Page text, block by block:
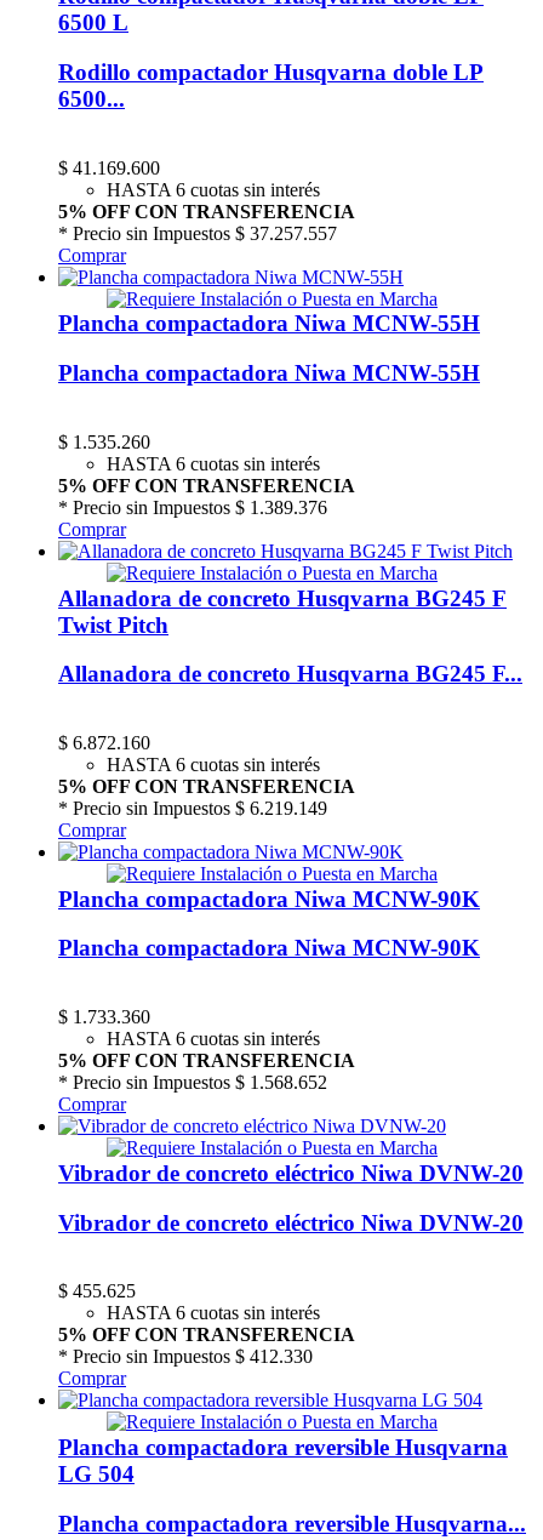
6500 L
Rodillo compactador Husqvarna doble LP
6500...
$ 41.169.600
HASTA 6 cuotas sin interés
5% OFF CON TRANSFERENCIA
* Precio sin Impuestos $ 37.257.557
Comprar
Plancha compactadora Niwa MCNW-55H
Plancha compactadora Niwa MCNW-55H
$ 1.535.260
HASTA 6 cuotas sin interés
5% OFF CON TRANSFERENCIA
* Precio sin Impuestos $ 1.389.376
Comprar
Allanadora de concreto Husqvarna BG245 F
Twist Pitch
Allanadora de concreto Husqvarna BG245 F...
$ 6.872.160
HASTA 6 cuotas sin interés
5% OFF CON TRANSFERENCIA
* Precio sin Impuestos $ 6.219.149
Comprar
Plancha compactadora Niwa MCNW-90K
Plancha compactadora Niwa MCNW-90K
$ 1.733.360
HASTA 6 cuotas sin interés
5% OFF CON TRANSFERENCIA
* Precio sin Impuestos $ 1.568.652
Comprar
Vibrador de concreto eléctrico Niwa DVNW-20
Vibrador de concreto eléctrico Niwa DVNW-20
$ 455.625
HASTA 6 cuotas sin interés
5% OFF CON TRANSFERENCIA
* Precio sin Impuestos $ 412.330
Comprar
Plancha compactadora reversible Husqvarna
LG 504
Plancha compactadora reversible Husqvarna...